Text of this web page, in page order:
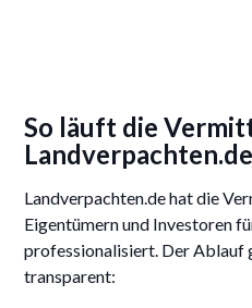
So läuft die
Landverpachten.de hat die
Eigentümern und Investoren
professionalisiert. Der Ablauf
transparent: